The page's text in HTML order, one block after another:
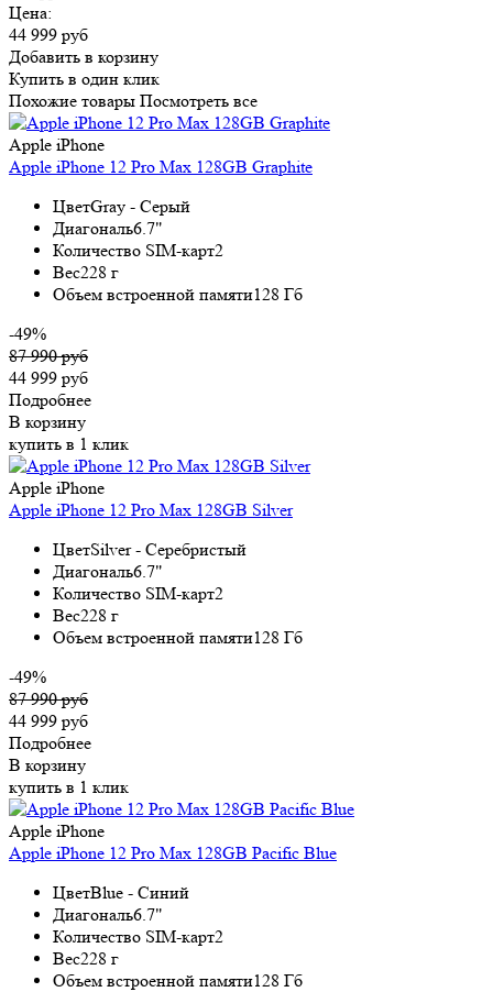
Цена:
44 999 руб
Добавить в корзину
Купить в один клик
Похожие товары Посмотреть все
Apple iPhone
Apple iPhone 12 Pro Max 128GB Graphite
ЦветGray - Серый
Диагональ6.7"
Количество SIM-карт2
Вес228 г
Объем встроенной памяти128 Гб
-49%
87 990 руб
44 999 руб
Подробнее
В корзину
купить в 1 клик
Apple iPhone
Apple iPhone 12 Pro Max 128GB Silver
ЦветSilver - Серебристый
Диагональ6.7"
Количество SIM-карт2
Вес228 г
Объем встроенной памяти128 Гб
-49%
87 990 руб
44 999 руб
Подробнее
В корзину
купить в 1 клик
Apple iPhone
Apple iPhone 12 Pro Max 128GB Pacific Blue
ЦветBlue - Синий
Диагональ6.7"
Количество SIM-карт2
Вес228 г
Объем встроенной памяти128 Гб